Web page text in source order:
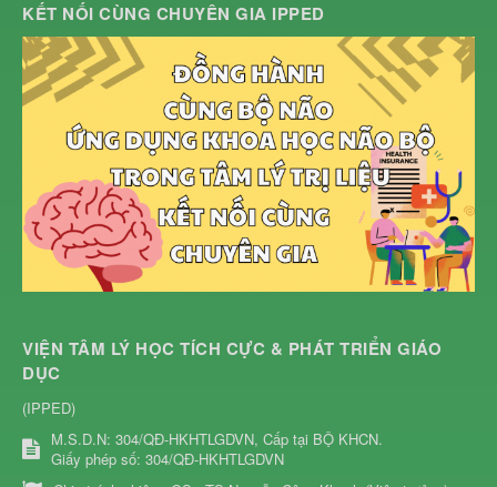
KẾT NỐI CÙNG CHUYÊN GIA IPPED
VIỆN TÂM LÝ HỌC TÍCH CỰC & PHÁT TRIỂN GIÁO
DỤC
(IPPED)
M.S.D.N: 304/QĐ-HKHTLGDVN, Cấp tại BỘ KHCN.
Giấy phép số: 304/QĐ-HKHTLGDVN